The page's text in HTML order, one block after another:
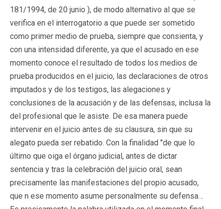
181/1994, de 20 junio ), de modo alternativo al que se
verifica en el interrogatorio a que puede ser sometido
como primer medio de prueba, siempre que consienta, y
con una intensidad diferente, ya que el acusado en ese
momento conoce el resultado de todos los medios de
prueba producidos en el juicio, las declaraciones de otros
imputados y de los testigos, las alegaciones y
conclusiones de la acusación y de las defensas, inclusa la
del profesional que le asiste. De esa manera puede
intervenir en el juicio antes de su clausura, sin que su
alegato pueda ser rebatido. Con la finalidad "de que lo
último que oiga el órgano judicial, antes de dictar
sentencia y tras la celebración del juicio oral, sean
precisamente las manifestaciones del propio acusado,
que n ese momento asume personalmente su defensa…